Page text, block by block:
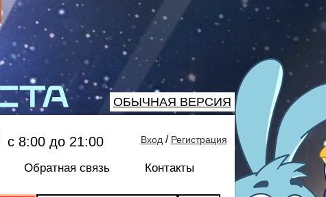
ОБЫЧНАЯ ВЕРСИЯ
с 8:00 до 21:00 Вход / Регистрация
Обратная связь Контакты